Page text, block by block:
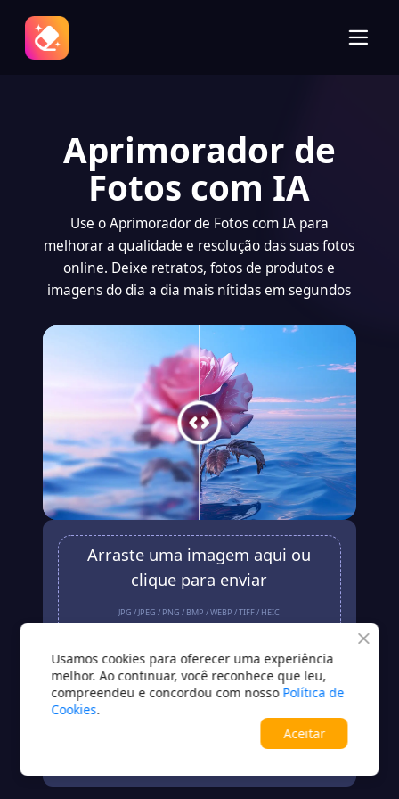
Aprimorador de
Fotos com IA
Use o Aprimorador de Fotos com IA para
melhorar a qualidade e resolução das suas fotos
online. Deixe retratos, fotos de produtos e
imagens do dia a dia mais nítidas em segundos
Arraste uma imagem aqui ou
clique para enviar
JPG / JPEG / PNG / BMP / WEBP / TIFF / HEIC
Enviar
Sem imagem?Experimente uma destas opções
Usamos cookies para oferecer uma experiência
melhor. Ao continuar, você reconhece que leu,
compreendeu e concordou com nosso Política de
Cookies.
Aceitar